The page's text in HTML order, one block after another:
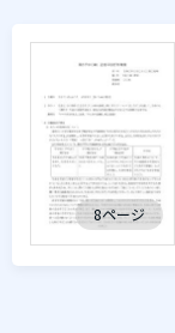
8ページ